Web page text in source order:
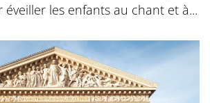
éveiller les enfants au chant et à...